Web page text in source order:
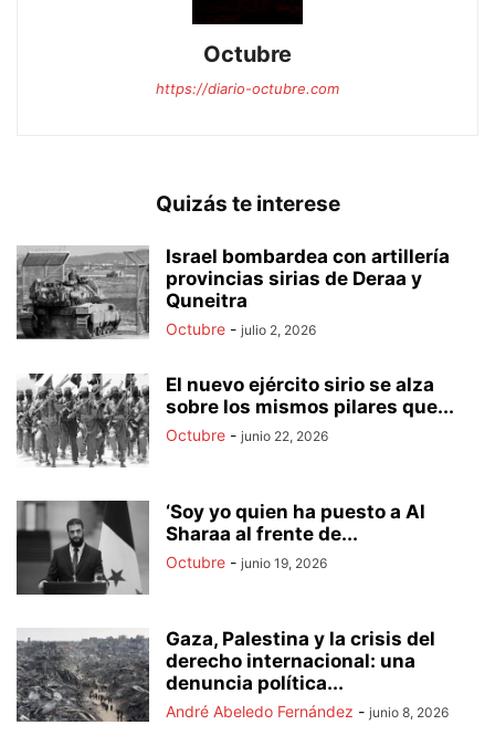
Octubre
https://diario-octubre.com
Quizás te interese
Israel bombardea con artillería
provincias sirias de Deraa y
Quneitra
Octubre - julio 2, 2026
El nuevo ejército sirio se alza
sobre los mismos pilares que...
Octubre - junio 22, 2026
‘Soy yo quien ha puesto a Al
Sharaa al frente de...
Octubre - junio 19, 2026
Gaza, Palestina y la crisis del
derecho internacional: una
denuncia política...
André Abeledo Fernández - junio 8, 2026